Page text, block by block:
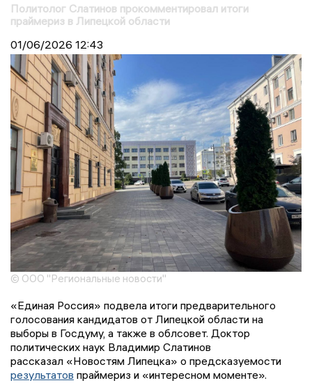
Политолог Слатинов прокомментировал итоги
праймериз в Липецкой области
01/06/2026 12:43
© ООО "Региональные новости"
«Единая Россия» подвела итоги предварительного
голосования кандидатов от Липецкой области на
выборы в Госдуму, а также в облсовет. Доктор
политических наук Владимир Слатинов
рассказал «Новостям Липецка» о предсказуемости
результатов праймериз и «интересном моменте».